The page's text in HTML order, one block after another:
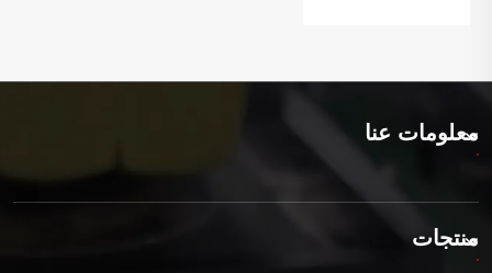
معلومات عنا
منتجات